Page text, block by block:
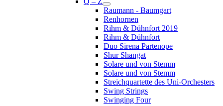
Raumann - Baumgart
Renhornen
Rihm & Dühnfort 2019
Rihm & Dühnfort
Duo Sirena Partenope
Shur Shangat
Solare und von Stemm
Solare und von Stemm
Streichquartette des Uni-Orchesters
Swing Strings
Swinging Four